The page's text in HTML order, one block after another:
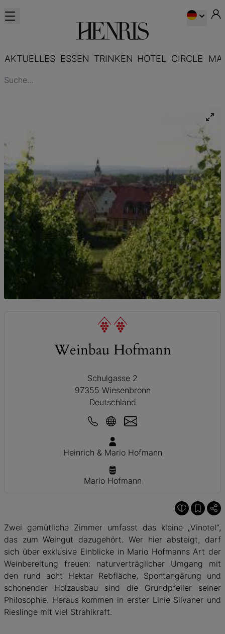
AKTUELLES ESSEN TRINKEN HOTEL CIRCLE
Weinbau Hofmann
Schulgasse 2
97355 Wiesenbronn
Deutschland
Heinrich & Mario Hofmann
Mario Hofmann
Zwei gemütliche Zimmer umfasst das kleine „Vinotel“,
das zum Weingut dazugehört. Wer hier absteigt, darf
sich über exklusive Einblicke in Mario Hofmanns Art der
Weinbereitung freuen: naturverträglicher Umgang mit
den rund acht Hektar Rebfläche, Spontangärung und
schonender Holzausbau sind die Grundpfeiler seiner
Philosophie. Heraus kommen in erster Linie Silvaner und
Rieslinge mit viel Strahlkraft.